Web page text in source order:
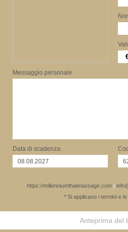
Messaggio personale
Data di scadenza
https://millenniumthaimassage.com
* Si applicano i termini e
Anteprima del